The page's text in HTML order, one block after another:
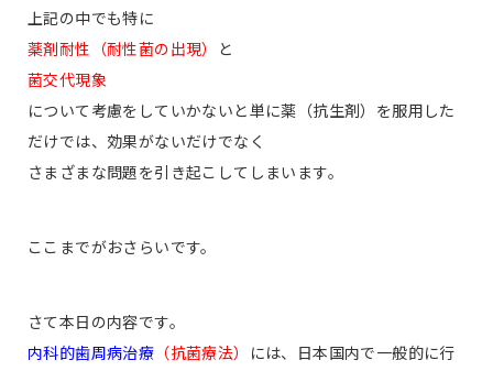
上記の中でも特に
薬剤耐性（耐性菌の出現）
と
菌交代現象
について考慮をしていかないと単に薬（抗生剤）を服用した
だけでは、効果がないだけでなく
さまざまな問題を引き起こしてしまいます。
ここまでがおさらいです。
さて本日の内容です。
内科的歯周病治療 （抗菌療法）
には、日本国内で一般的に行